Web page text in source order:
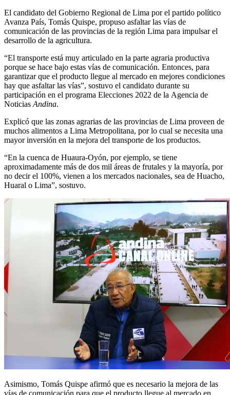
El candidato del Gobierno Regional de Lima por el partido político
Avanza País, Tomás Quispe, propuso asfaltar las vías de
comunicación de las provincias de la región Lima para impulsar el
desarrollo de la agricultura.
“El transporte está muy articulado en la parte agraria productiva
porque se hace bajo estas vías de comunicación. Entonces, para
garantizar que el producto llegue al mercado en mejores condiciones
hay que asfaltar las vías”, sostuvo el candidato durante su
participación en el programa Elecciones 2022 de la Agencia de
Noticias Andina.
Explicó que las zonas agrarias de las provincias de Lima proveen de
muchos alimentos a Lima Metropolitana, por lo cual se necesita una
mayor inversión en la mejora del transporte de los productos.
“En la cuenca de Huaura-Oyón, por ejemplo, se tiene
aproximadamente más de dos mil áreas de frutales y la mayoría, por
no decir el 100%, vienen a los mercados nacionales, sea de Huacho,
Huaral o Lima”, sostuvo.
Asimismo, Tomás Quispe afirmó que es necesario la mejora de las
vías de comunicación para que el producto llegue al mercado en